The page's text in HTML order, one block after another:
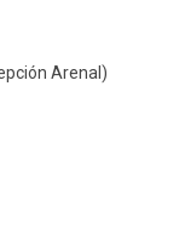
Arenal)